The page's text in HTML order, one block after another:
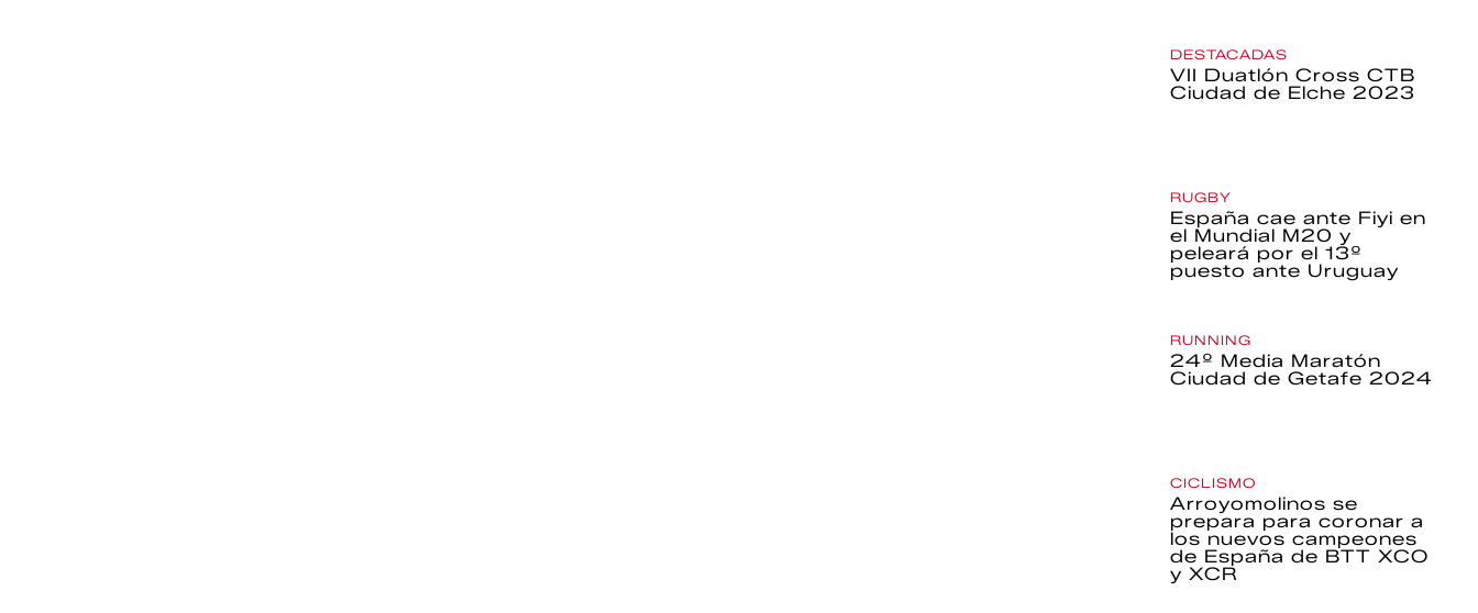
DESTACADAS
VII Duatlón Cross CTB
Ciudad de Elche 2023
RUGBY
España cae ante Fiyi en
el Mundial M20 y
peleará por el 13º
puesto ante Uruguay
RUNNING
24º Media Maratón
Ciudad de Getafe 2024
CICLISMO
Arroyomolinos se
prepara para coronar a
los nuevos campeones
de España de BTT XCO
y XCR